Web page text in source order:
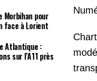
Morbihan pour
face à Lorient
Atlantique :
sur l’A11 près